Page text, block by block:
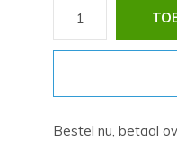
Bestel nu, betaal